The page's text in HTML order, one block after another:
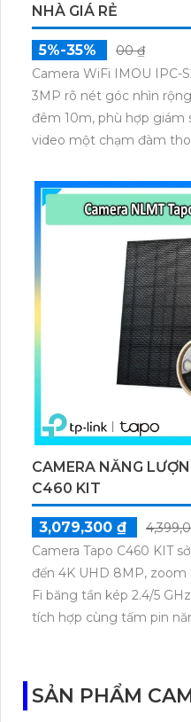
NHÀ GIÁ RẺ
5%-35%
00 ₫
Camera WiFi IMOU IPC-
3MP rõ nét góc nhìn
đêm 10m, phù hợp giám
video một chạm đàm
microSD tối đa 256GB
cho gia đình và văn
CAMERA NĂNG
C460 KIT
3,079,300 ₫
Camera Tapo C460 KIT
đến 4K UHD 8MP, zoom
Fi băng tần kép 2.4/5
tích hợp cùng tấm pin
SẢN PHẨM